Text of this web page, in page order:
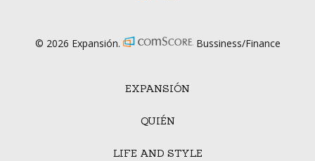
EXPANSIÓN
QUIÉN
LIFE AND STYLE
© 2026 Expansión. Bussiness/Finance